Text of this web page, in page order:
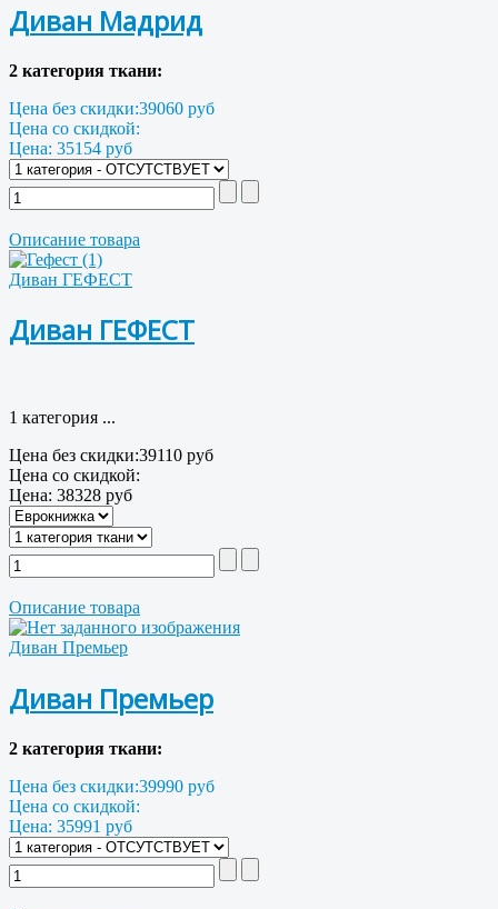
Диван Мадрид
2 категория ткани:
Цена без скидки:39060 руб
Цена со скидкой:
Цена: 35154 руб
Описание товара
Диван ГЕФЕСТ
Диван ГЕФЕСТ
1 категория ...
Цена без скидки:39110 руб
Цена со скидкой:
Цена: 38328 руб
Описание товара
Диван Премьер
Диван Премьер
2 категория ткани:
Цена без скидки:39990 руб
Цена со скидкой:
Цена: 35991 руб